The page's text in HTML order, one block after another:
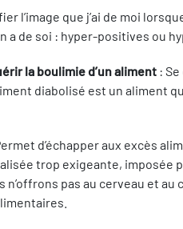
l’image que j’ai de moi
a de soi : hyper-positives ou
la boulimie d’un aliment :
diabolisé est un aliment
d’échapper aux excès
trop exigeante,
pas au cerveau et